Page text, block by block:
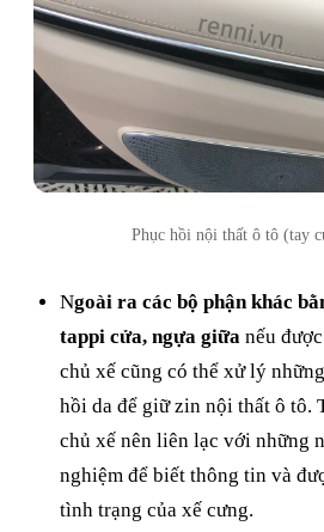
Phục hồi nội thất ô tô (tay
Ngoài ra các bộ phận khác
tappi cửa, ngựa giữanếu
chủ xế cũng có thể xử lý
hồi da để giữ zin nội thất ô tô.
chủ xế nên liên lạc với những
nghiệm để biết thông tin và
tình trạng của xế cưng.